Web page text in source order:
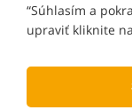
NOVINKY E-
“Súhlasím a
upraviť kliknite